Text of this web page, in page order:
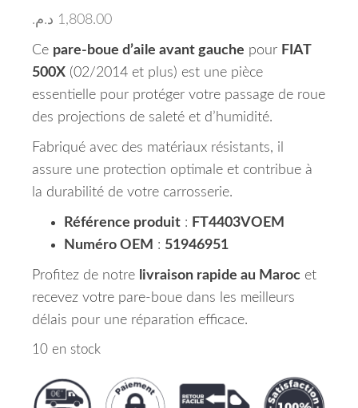
1,808.00 د.م.
Ce pare-boue d’aile avant gauche pour FIAT
500X (02/2014 et plus) est une pièce
essentielle pour protéger votre passage de roue
des projections de saleté et d’humidité.
Fabriqué avec des matériaux résistants, il
assure une protection optimale et contribue à
la durabilité de votre carrosserie.
Référence produit : FT4403VOEM
Numéro OEM : 51946951
Profitez de notre livraison rapide au Maroc et
recevez votre pare-boue dans les meilleurs
délais pour une réparation efficace.
10 en stock